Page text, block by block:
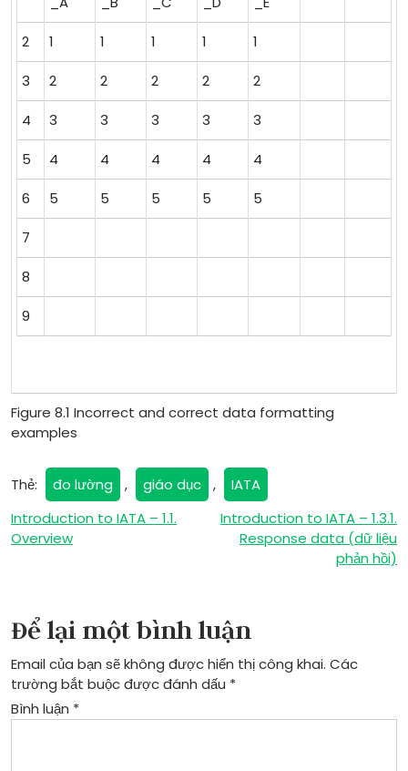
2 1 1 1 1 1
3 2 2 2 2 2
4 3 3 3 3 3
5 4 4 4 4 4
6 5 5 5 5 5
7
8
9
Figure 8.1 Incorrect and correct data formatting
examples
Thẻ: đo lường , giáo dục , IATA
Điều
hướng
viết
Introduction to IATA – 1.1.
Overview
Introduction to IATA – 1.3.1.
Response data (dữ liệu
phản hồi)
Để lại một bình luận
Email của bạn sẽ không được hiển thị công khai. Các
trường bắt buộc được đánh dấu *
Bình luận *